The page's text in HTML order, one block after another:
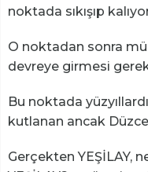
noktada sıkışıp
O noktadan sonra
devreye girmesi
Bu noktada
kutlanan ancak
Gerçekten YEŞİLAY,